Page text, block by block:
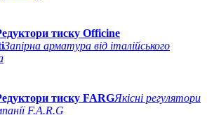
тиску Officine
Запірна арматура від італійського
тиску FARGЯкісні регулятори
F.A.R.G